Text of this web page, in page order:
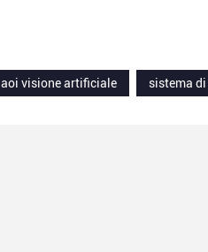
aoi visione artificiale sistema